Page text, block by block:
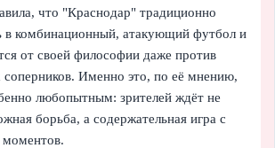
что "Краснодар" традиционно
в комбинационный, атакующий футбол и
от своей философии даже против
соперников. Именно это, по её мнению,
любопытным: зрителей ждёт не
борьба, а содержательная игра с